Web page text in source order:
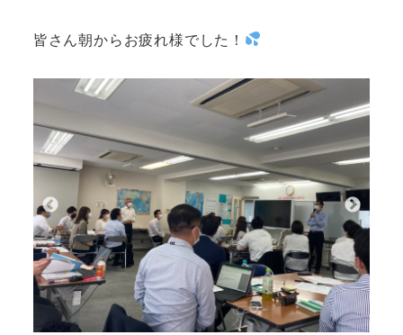
皆さん朝からお疲れ様でした！